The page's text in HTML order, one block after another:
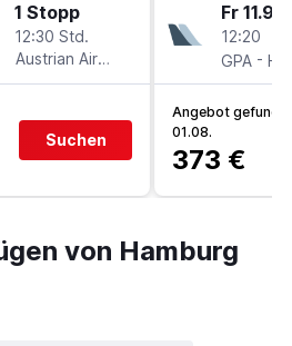
1 Stopp
12:30 Std.
Austrian Airlines
Suchen
Fr 11.9.
12:20
GPA -
Angebot
01.08.
373 €
von Hamburg